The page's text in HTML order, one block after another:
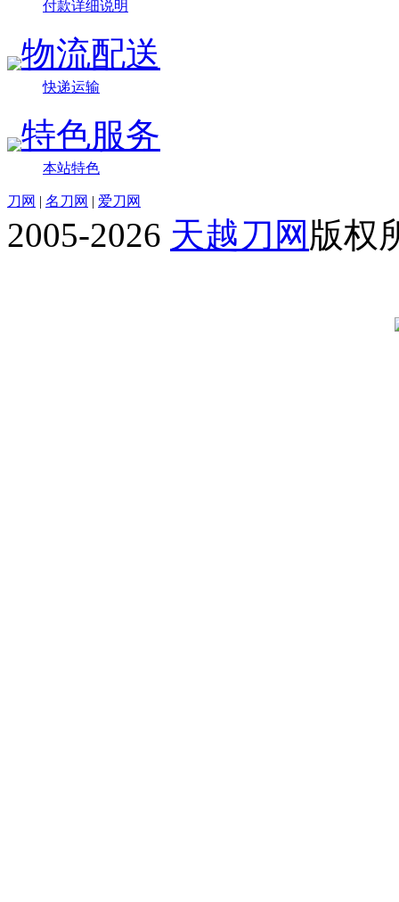
付款详细说明
物流配送
快递运输
特色服务
本站特色
刀网 | 名刀网 | 爱刀网
2005-2026 天越刀网 版权